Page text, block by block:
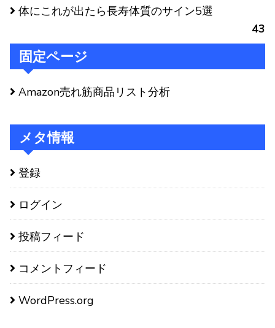
体にこれが出たら長寿体質のサイン5選
43
固定ページ
Amazon売れ筋商品リスト分析
メタ情報
登録
ログイン
投稿フィード
コメントフィード
WordPress.org